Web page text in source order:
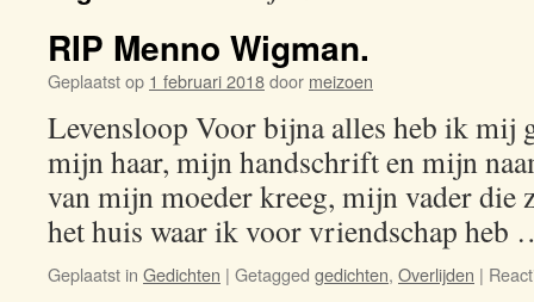
RIP Menno Wigman.
Geplaatst op 1 februari 2018door meizoen
Levensloop Voor bijna alles heb ik mij
mijn haar, mijn handschrift en mijn
van mijn moeder kreeg, mijn vader die
het huis waar ik voor vriendschap
Geplaatst in Gedichten | Getagged gedichten, Overlijden |